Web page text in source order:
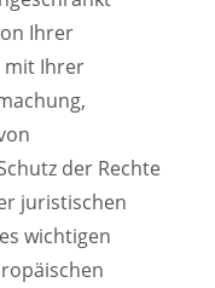
Ihrer
mit Ihrer
der Rechte
juristischen
wichtigen